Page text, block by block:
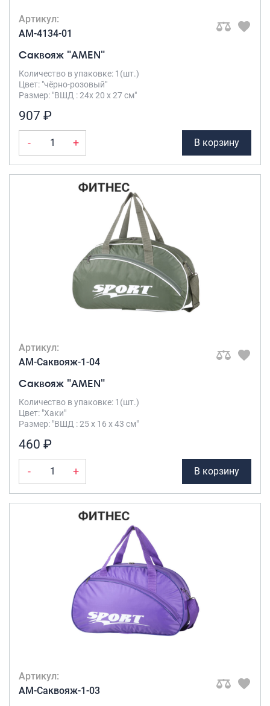
Артикул:
AM-4134-01
Саквояж "AMEN"
Количество в упаковке: 1(шт.)
Цвет: "чёрно-розовый"
Размер: "ВШД : 24х 20 х 27 см"
907 ₽
- + В корзину
Артикул:
AM-Саквояж-1-04
Саквояж "AMEN"
Количество в упаковке: 1(шт.)
Цвет: "Хаки"
Размер: "ВШД : 25 х 16 х 43 см"
460 ₽
- + В корзину
Артикул:
AM-Саквояж-1-03